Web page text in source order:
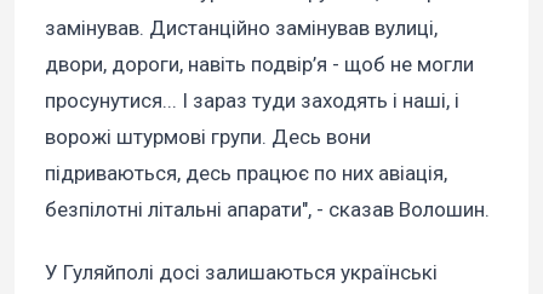
замінував. Дистанційно замінував вулиці,
двори, дороги, навіть подвір’я - щоб не могли
просунутися... І зараз туди заходять і наші, і
ворожі штурмові групи. Десь вони
підриваються, десь працює по них авіація,
безпілотні літальні апарати", - сказав Волошин.
У Гуляйполі досі залишаються українські